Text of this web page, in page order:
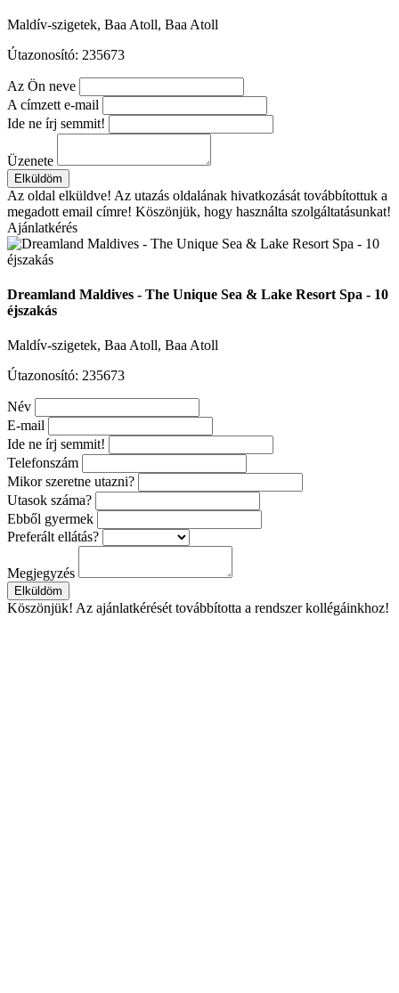
Maldív-szigetek, Baa Atoll, Baa Atoll
Útazonosító: 235673
Az Ön neve
A címzett e-mail
Ide ne írj semmit!
Üzenete
Elküldöm
Az oldal elküldve! Az utazás oldalának hivatkozását továbbítottuk a
megadott email címre! Köszönjük, hogy használta szolgáltatásunkat!
Ajánlatkérés
Dreamland Maldives - The Unique Sea & Lake Resort Spa - 10
éjszakás
Maldív-szigetek, Baa Atoll, Baa Atoll
Útazonosító: 235673
Név
E-mail
Ide ne írj semmit!
Telefonszám
Mikor szeretne utazni?
Utasok száma?
Ebből gyermek
Preferált ellátás?
Megjegyzés
Elküldöm
Köszönjük! Az ajánlatkérését továbbította a rendszer kollégáinkhoz!